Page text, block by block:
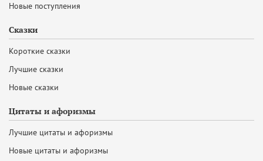
Новые поступления
Сказки
Короткие сказки
Лучшие сказки
Новые сказки
Цитаты и афоризмы
Лучшие цитаты и афоризмы
Новые цитаты и афоризмы